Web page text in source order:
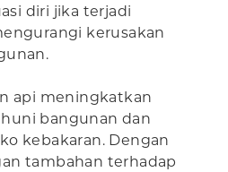
diri jika terjadi
kerusakan
api meningkatkan
bangunan dan
kebakaran. Dengan
tambahan terhadap